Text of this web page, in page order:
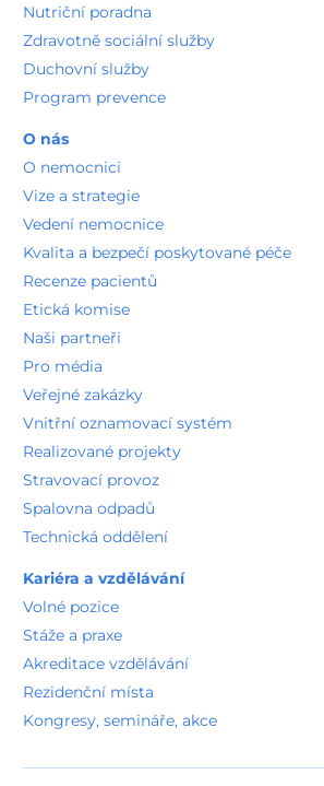
Nutriční poradna
Zdravotně sociální služby
Duchovní služby
Program prevence
O nás
O nemocnici
Vize a strategie
Vedení nemocnice
Kvalita a bezpečí poskytované péče
Recenze pacientů
Etická komise
Naši partneři
Pro média
Veřejné zakázky
Vnitřní oznamovací systém
Realizované projekty
Stravovací provoz
Spalovna odpadů
Technická oddělení
Kariéra a vzdělávání
Volné pozice
Stáže a praxe
Akreditace vzdělávání
Rezidenční místa
Kongresy, semináře, akce